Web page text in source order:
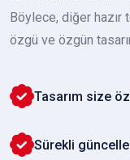
Böylece, diğer hazır
özgü ve özgün
Tasarım size
Sürekli